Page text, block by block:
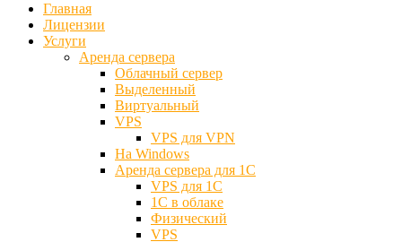
Главная
Лицензии
Услуги
Аренда сервера
Облачный сервер
Выделенный
Виртуальный
VPS
VPS для VPN
На Windows
Аренда сервера для 1С
VPS для 1С
1С в облаке
Физический
VPS